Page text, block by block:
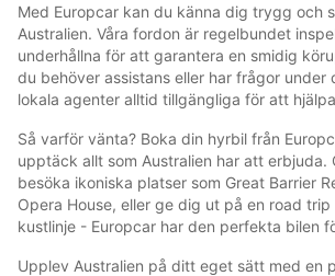
Med Europcar kan du känna dig trygg och
Australien. Våra fordon är regelbundet
underhållna för att garantera en smidig
du behöver assistans eller har frågor under
lokala agenter alltid tillgängliga för att
Så varför vänta? Boka din hyrbil från
upptäck allt som Australien har att erbjuda.
besöka ikoniska platser som Great Barrier
Opera House, eller ge dig ut på en road trip
kustlinje - Europcar har den perfekta bilen
Upplev Australien på ditt eget sätt med en